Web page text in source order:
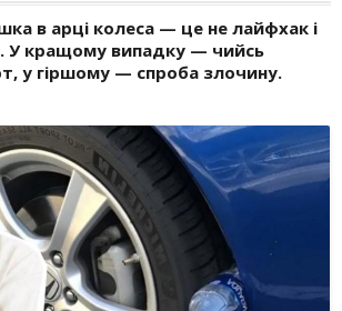
в арці колеса — це не лайфхак і
У кращому випадку — чийсь
у гіршому — спроба злочину.